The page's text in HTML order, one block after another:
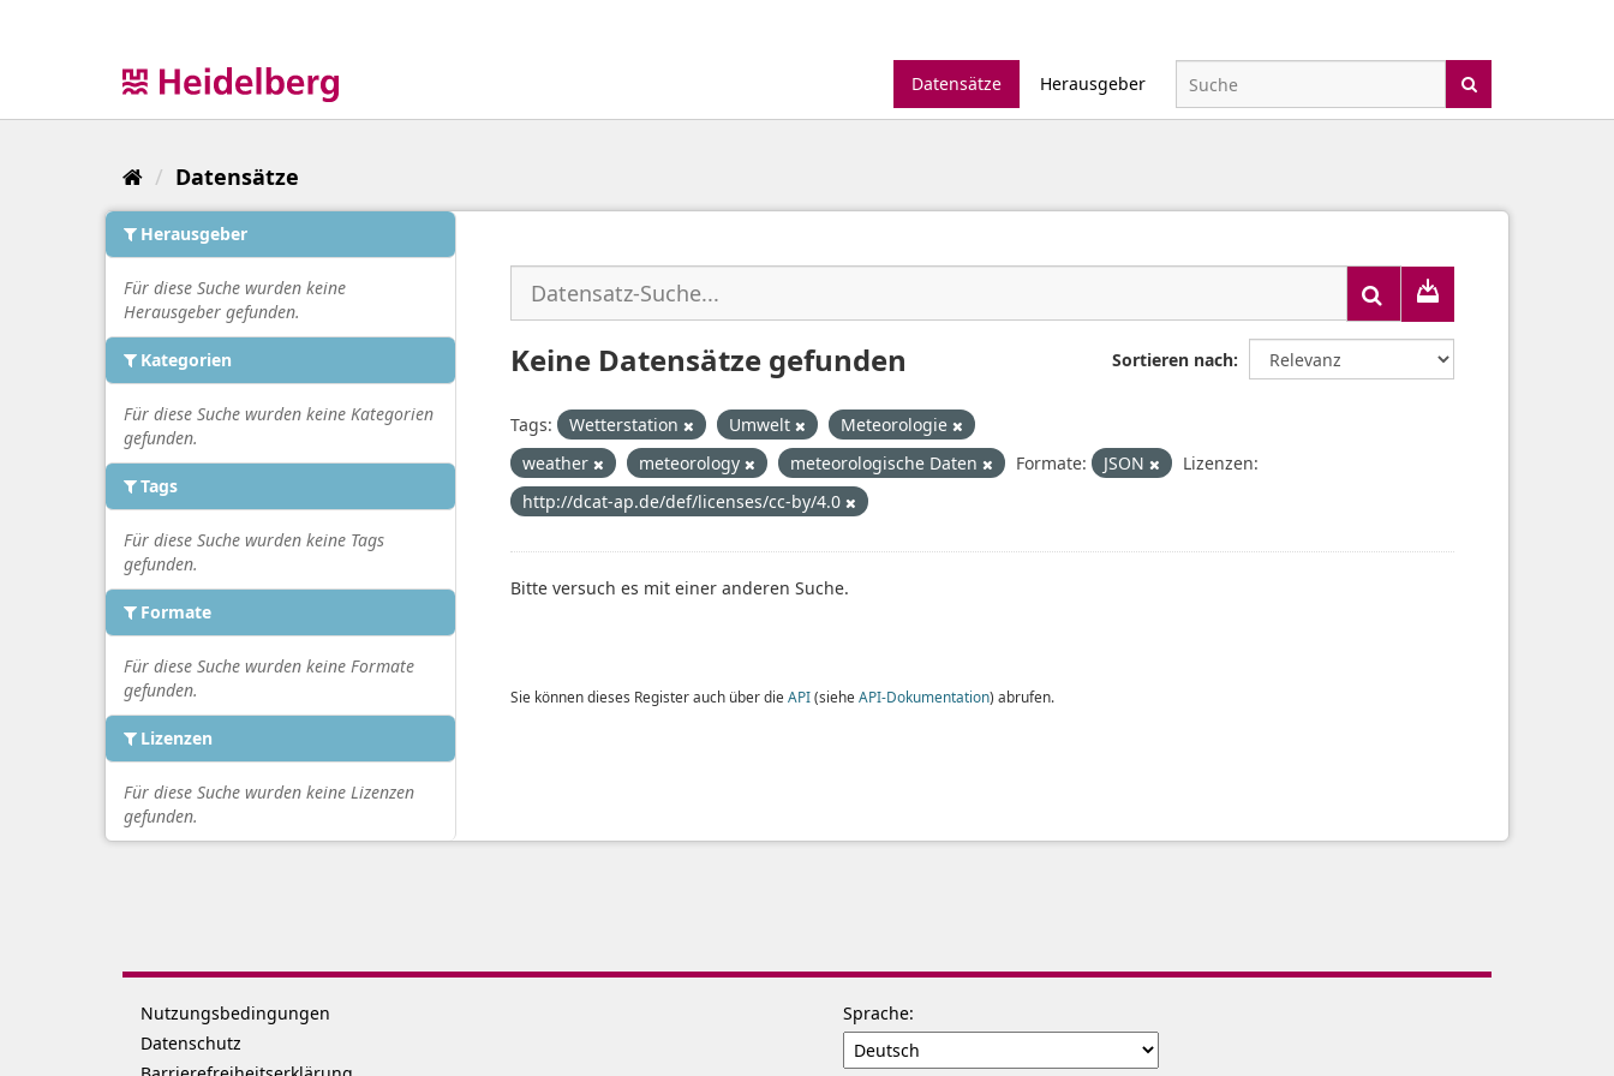
Datensätze
Herausgeber
Datensätze
Herausgeber
Für diese Suche wurden keine
Herausgeber gefunden.
Kategorien
Für diese Suche wurden keine Kategorien
gefunden.
Tags
Für diese Suche wurden keine Tags
gefunden.
Formate
Für diese Suche wurden keine Formate
gefunden.
Lizenzen
Für diese Suche wurden keine Lizenzen
gefunden.
Sortieren nach
Keine Datensätze gefunden
Tags: Wetterstation Umwelt
Meteorologie
weather
meteorology meteorologische Daten Formate: JSON
Lizenzen:
http://dcat-ap.de/def/licenses/cc-by/4.0
Bitte versuch es mit einer anderen Suche.
Sie können dieses Register auch über die API(siehe API-Dokumentation) abrufen.
Nutzungsbedingungen
Datenschutz
Sprache